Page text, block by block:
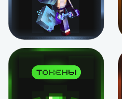
Барон
от 12 ₽